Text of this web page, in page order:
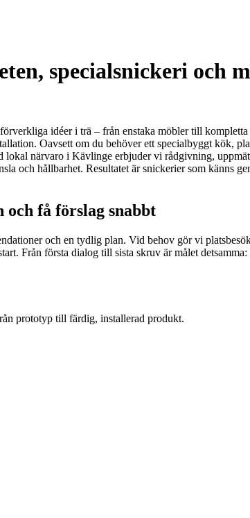
specialsnickeri och
idéer i trä – från enstaka möbler till
Oavsett om du behöver ett specialbyggt kök,
närvaro i Kävlinge erbjuder vi rådgivning,
och hållbarhet. Resultatet är snickerier som känns
få förslag snabbt
och en tydlig plan. Vid behov gör vi
Från första dialog till sista skruv är målet
prototyp till färdig, installerad produkt.